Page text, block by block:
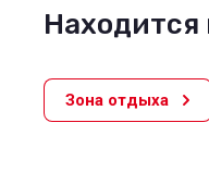
Находится
Зона отдыха